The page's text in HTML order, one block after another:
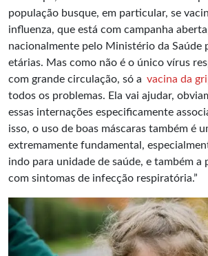
população busque, em particular, se
influenza, que está com campanha
nacionalmente pelo Ministério da Saúde
etárias. Mas como não é o único vírus
com grande circulação, só a vacina da
todos os problemas. Ela vai ajudar,
essas internações especificamente
isso, o uso de boas máscaras também é
extremamente fundamental,
indo para unidade de saúde, e também a
com sintomas de infecção respiratória.”